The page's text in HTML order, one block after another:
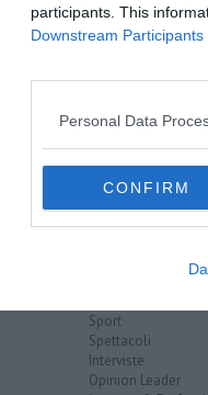
participants. This
Downstream Participants
Personal Data
CONFIRM
volo di 6 metri
e cade nel parco, due feriti
ponte, grave un giovane
Cronaca
Sport
Spettacoli
Interviste
Opinion Leader